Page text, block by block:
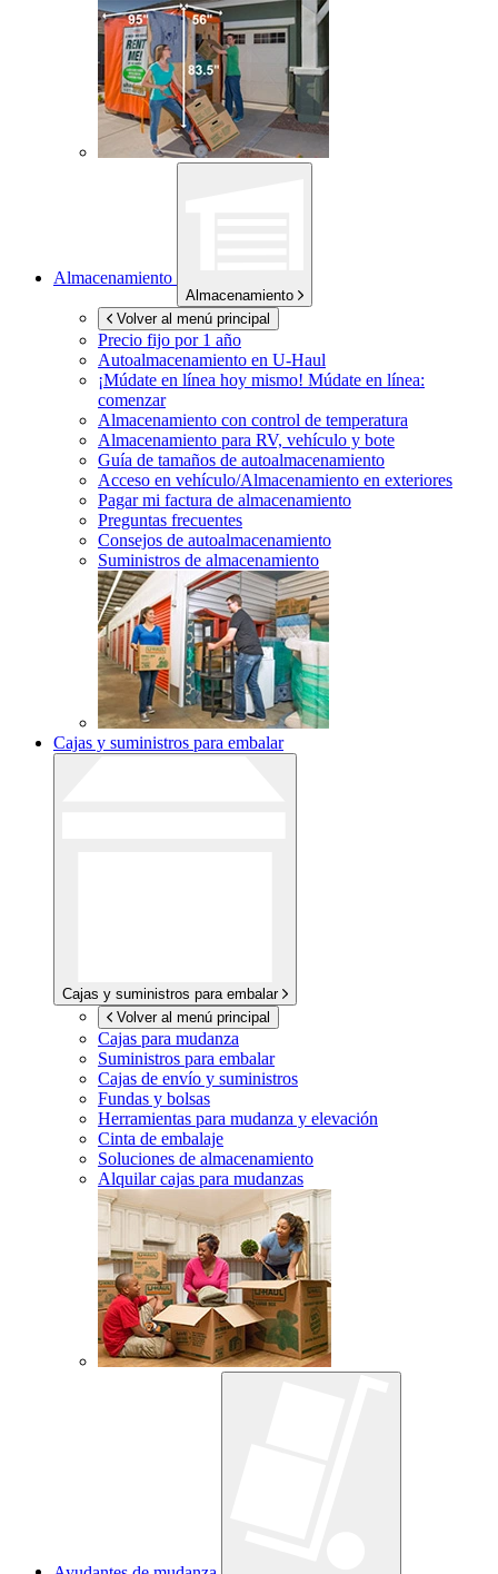
Almacenamiento
Almacenamiento
Volver al menú principal
Precio fijo por 1 año
Autoalmacenamiento en U-Haul
¡Múdate en línea hoy mismo! Múdate en línea:
comenzar
Almacenamiento con control de temperatura
Almacenamiento para RV, vehículo y bote
Guía de tamaños de autoalmacenamiento
Acceso en vehículo/Almacenamiento en exteriores
Pagar mi factura de almacenamiento
Preguntas frecuentes
Consejos de autoalmacenamiento
Suministros de almacenamiento
Cajas y suministros para embalar
Cajas y suministros para embalar
Volver al menú principal
Cajas para mudanza
Suministros para embalar
Cajas de envío y suministros
Fundas y bolsas
Herramientas para mudanza y elevación
Cinta de embalaje
Soluciones de almacenamiento
Alquilar cajas para mudanzas